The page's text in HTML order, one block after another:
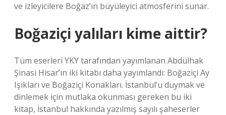
ve izleyicilere Boğaz’ın büyüleyici atmosferini sunar.
Boğaziçi yalıları kime aittir?
Tüm eserleri YKY tarafından yayımlanan Abdülhak
Şinasi Hisar’ın iki kitabı daha yayımlandı: Boğaziçi Ay
Işıkları ve Boğaziçi Konakları. İstanbul’u duymak ve
dinlemek için mutlaka okunması gereken bu iki
kitap, İstanbul hakkında yazılmış sayılı şaheserler